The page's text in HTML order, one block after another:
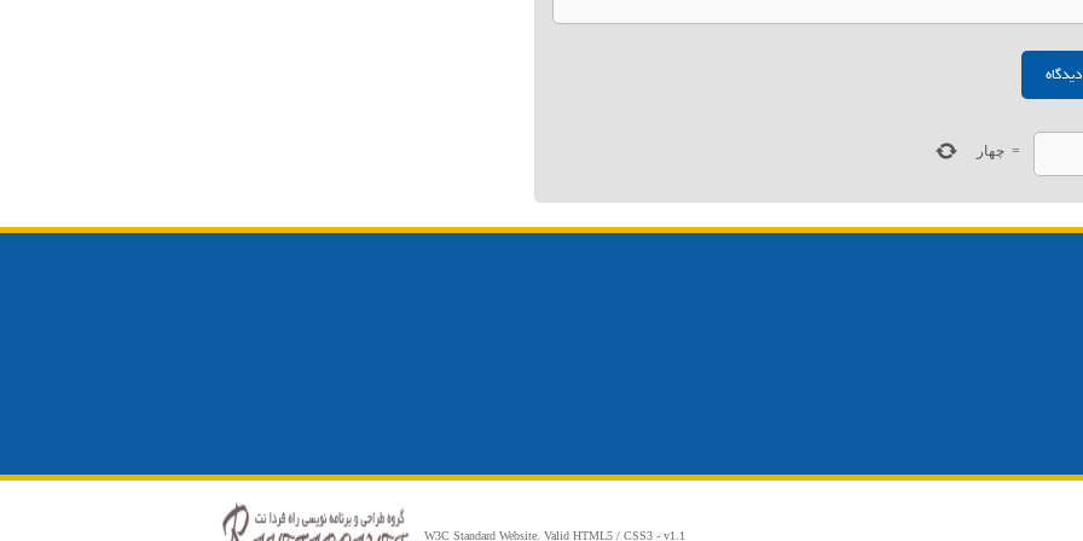
= چهار
W3C Standard Website. Valid HTML5 / CSS3 - v1.1